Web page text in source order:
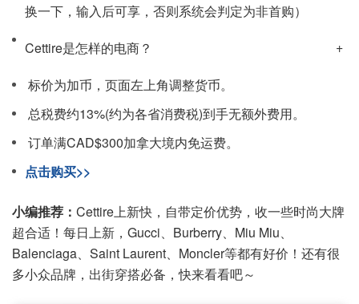
换一下，输入后可享，否则系统会‮定判‬为非首购）
Cettire是怎样的电商？
标价为加币，页面左上角调整货币。
总税费约13%(约为各省消费税)到手无额外费用。
订单满CAD$300加拿大境内免运费。
点击购买>>
小编推荐： Cettire上新快，自带定价优势，收一些时尚大牌
超合适！每日上新，Gucci、Burberry、Miu Miu、
Balenciaga、Saint Laurent、Moncler等都有好价！还有很
多小众品牌，出街穿搭必备，快来看看吧～